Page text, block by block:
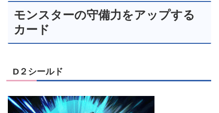
モンスターの守備力をアップする
カード
D２シールド